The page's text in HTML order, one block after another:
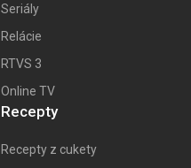
Seriály
Relácie
RTVS 3
Online TV
Recepty
Recepty z cukety